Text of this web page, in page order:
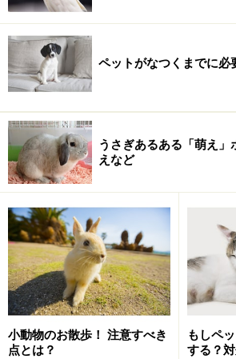
ズメバチなどです。スズメバチは擬
マキリは獲物を捕まえるために植物
す。植物に似せることで獲物となる
に、獲物が近づくのを待ち伏せするこ
※記事内容は執筆時点のものです。最新の
い。
※ペットは、種類や体格（体重、サイズ、成
差があります。記事内容は全ての個体へ一
はありません。
ペットがなつくまでに必
うさぎあるある「萌え
えなど
小動物のお散歩！ 注意すべき
点とは？
もしペ
する？